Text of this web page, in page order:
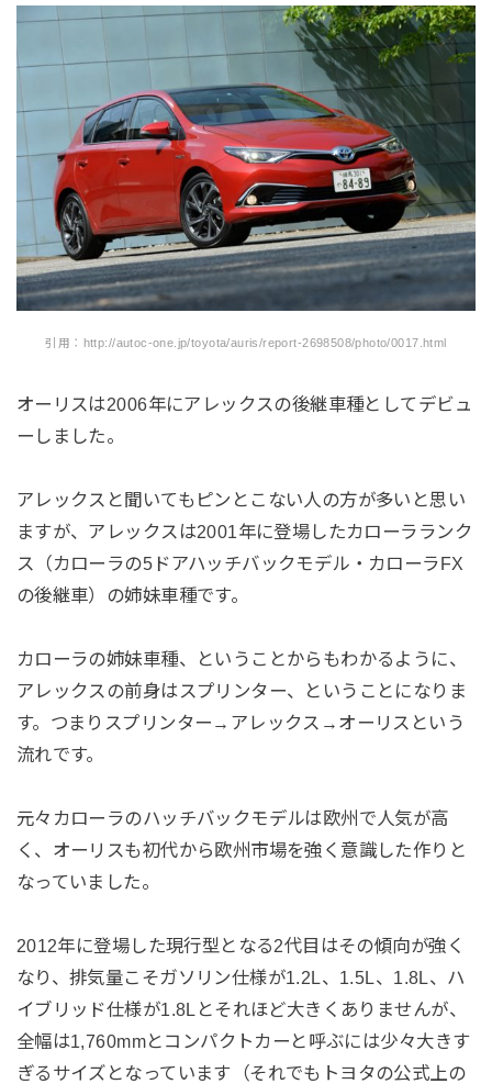
引用：http://autoc-one.jp/toyota/auris/report-2698508/photo/0017.html
オーリスは2006年にアレックスの後継車種としてデビュ
ーしました。
アレックスと聞いてもピンとこない人の方が多いと思い
ますが、アレックスは2001年に登場したカローラランク
ス（カローラの5ドアハッチバックモデル・カローラFX
の後継車）の姉妹車種です。
カローラの姉妹車種、ということからもわかるように、
アレックスの前身はスプリンター、ということになりま
す。つまりスプリンター→アレックス→オーリスという
流れです。
元々カローラのハッチバックモデルは欧州で人気が高
く、オーリスも初代から欧州市場を強く意識した作りと
なっていました。
2012年に登場した現行型となる2代目はその傾向が強く
なり、排気量こそガソリン仕様が1.2L、1.5L、1.8L、ハ
イブリッド仕様が1.8Lとそれほど大きくありませんが、
全幅は1,760mmとコンパクトカーと呼ぶには少々大きす
ぎるサイズとなっています（それでもトヨタの公式上の